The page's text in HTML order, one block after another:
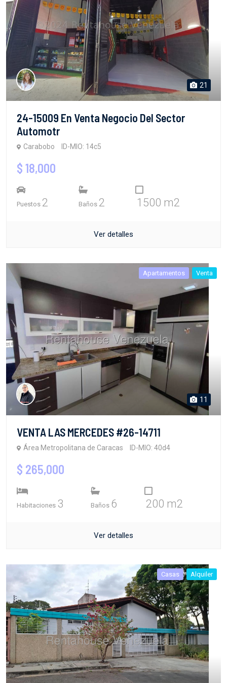
21
24-15009 En Venta Negocio Del Sector
Automotr
Carabobo ID-MIO: 14c5
$ 18,000
Puestos 2 Baños 2 1500 m2
Ver detalles
Apartamentos Venta
11
VENTA LAS MERCEDES #26-14711
Área Metropolitana de Caracas ID-MIO: 40d4
$ 265,000
Habitaciones 3 Baños 6 200 m2
Ver detalles
Casas Alquiler